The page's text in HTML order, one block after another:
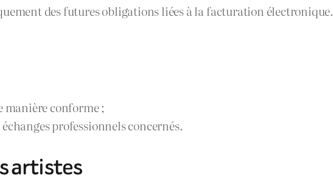
des futures obligations liées à la facturation électronique.
conforme ;
professionnels concernés.
artistes